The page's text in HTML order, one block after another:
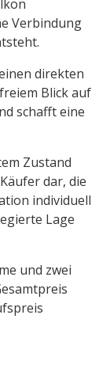
Verbindung
direkten
Blick auf
schafft eine
Zustand
dar, die
individuell
Lage
und zwei